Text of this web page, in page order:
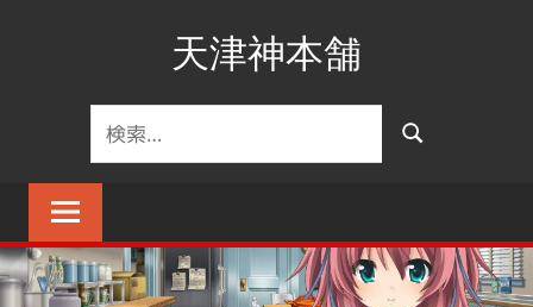
キ
ッ
天津神本舗
検
対
検